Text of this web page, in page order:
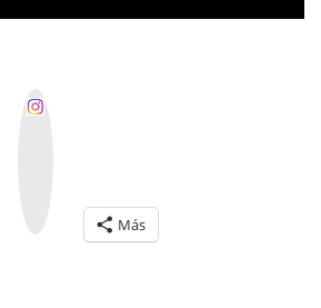
Más